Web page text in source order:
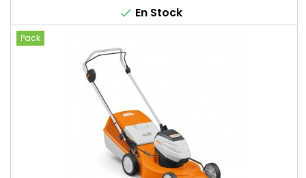
de
base
 En Stock
Pack